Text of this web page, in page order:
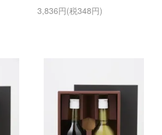
3,836円(税348円)